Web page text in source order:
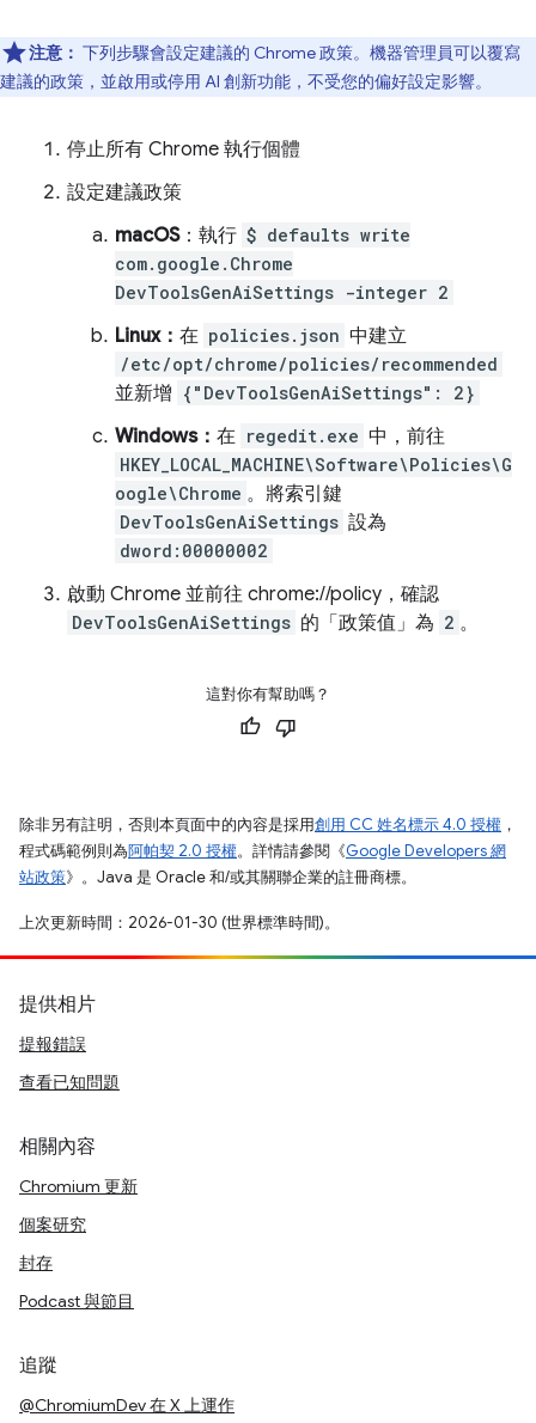
注意： 下列步驟會設定建議的 Chrome 政策。機器管理員可以覆寫
建議的政策，並啟用或停用 AI 創新功能，不受您的偏好設定影響。
停止所有 Chrome 執行個體
設定建議政策
macOS：執行 $ defaults write
com.google.Chrome
DevToolsGenAiSettings -integer 2
Linux： 在 policies.json 中建立
/etc/opt/chrome/policies/recommended
並新增 {"DevToolsGenAiSettings": 2}
Windows： 在 regedit.exe 中，前往
HKEY_LOCAL_MACHINE\Software\Policies\G
oogle\Chrome 。將索引鍵
DevToolsGenAiSettings 設為
dword:00000002
啟動 Chrome 並前往 chrome://policy，確認
DevToolsGenAiSettings 的「政策值」為 2 。
這對你有幫助嗎？
除非另有註明，否則本頁面中的內容是採用創用 CC 姓名標示 4.0 授權 ，
程式碼範例則為阿帕契 2.0 授權。詳情請參閱《Google Developers 網
站政策》。Java 是 Oracle 和/或其關聯企業的註冊商標。
上次更新時間：2026-01-30 (世界標準時間)。
提供相片
提報錯誤
查看已知問題
相關內容
Chromium 更新
個案研究
封存
Podcast 與節目
追蹤
@ChromiumDev 在 X 上運作